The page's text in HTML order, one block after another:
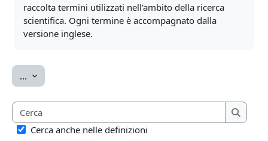
raccolta termini utilizzati nell'ambito della ricerca
scientifica. Ogni termine è accompagnato dalla
versione inglese.
... Esporta voci
Cerca
Cerca
Cerca anche nelle definizioni